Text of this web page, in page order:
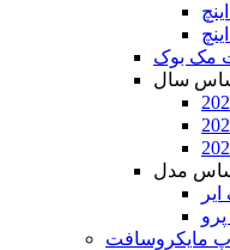
مک بوک
سال
مدل
مایکروسافت